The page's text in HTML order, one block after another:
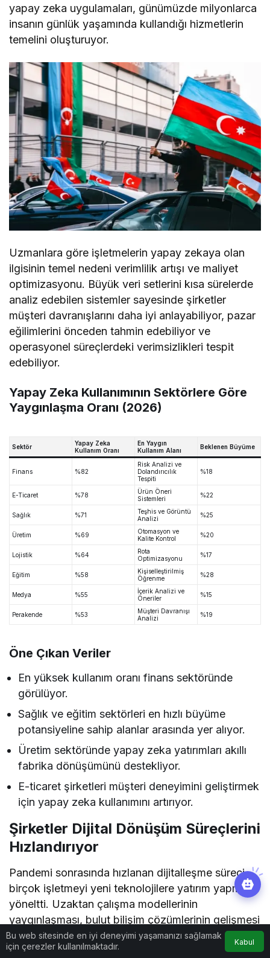
yapay zeka uygulamaları, günümüzde milyonlarca
insanın günlük yaşamında kullandığı hizmetlerin
temelini oluşturuyor.
Uzmanlara göre işletmelerin yapay zekaya olan
ilgisinin temel nedeni verimlilik artışı ve maliyet
optimizasyonu. Büyük veri setlerini kısa sürelerde
analiz edebilen sistemler sayesinde şirketler
müşteri davranışlarını daha iyi anlayabiliyor, pazar
eğilimlerini önceden tahmin edebiliyor ve
operasyonel süreçlerdeki verimsizlikleri tespit
edebiliyor.
Yapay Zeka Kullanımının Sektörlere Göre
Yaygınlaşma Oranı (2026)
Sektör
Yapay Zeka
Kullanım Oranı
En Yaygın
Kullanım Alanı
Beklenen Büyüme
Finans %82
Risk Analizi ve
Dolandırıcılık
Tespiti
%18
E-Ticaret %78
Ürün Öneri
Sistemleri
%22
Sağlık %71
Teşhis ve Görüntü
Analizi
%25
Üretim %69
Otomasyon ve
Kalite Kontrol
%20
Lojistik %64
Rota
Optimizasyonu
%17
Eğitim %58
Kişiselleştirilmiş
Öğrenme
%28
Medya %55
İçerik Analizi ve
Öneriler
%15
Perakende %53
Müşteri Davranışı
Analizi
%19
Öne Çıkan Veriler
En yüksek kullanım oranı finans sektöründe
görülüyor.
Sağlık ve eğitim sektörleri en hızlı büyüme
potansiyeline sahip alanlar arasında yer alıyor.
Üretim sektöründe yapay zeka yatırımları akıllı
fabrika dönüşümünü destekliyor.
E-ticaret şirketleri müşteri deneyimini geliştirmek
için yapay zeka kullanımını artırıyor.
Şirketler Dijital Dönüşüm Süreçlerini
Hızlandırıyor
Pandemi sonrasında hızlanan dijitalleşme süreci,
birçok işletmeyi yeni teknolojilere yatırım yapmaya
yöneltti. Uzaktan çalışma modellerinin
yaygınlaşması, bulut bilişim çözümlerinin gelişmesi
ve veri odaklı yönetim anlayışının güçlenmesiyle
birlikte yapay zeka projeleri de kurumsal
Bu web sitesinde en iyi deneyimi yaşamanızı sağlamak
için çerezler kullanılmaktadır.
Kabul